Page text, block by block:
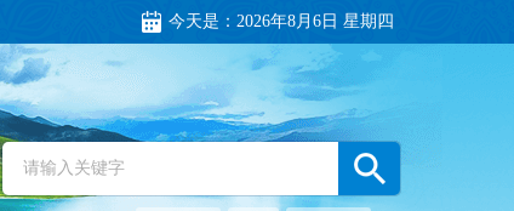
今天是： 2026年8月6日 星期四